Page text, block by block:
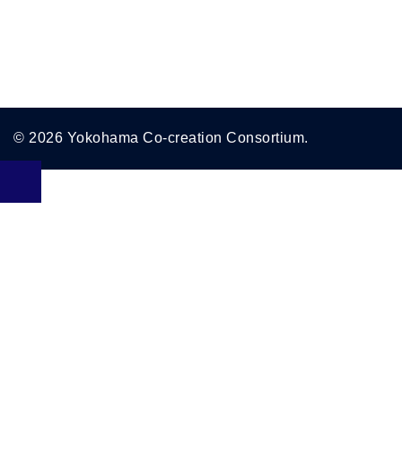
© 2026 Yokohama Co-creation Consortium.